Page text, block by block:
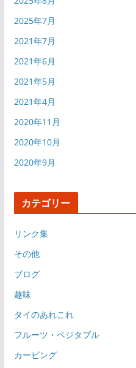
2025年7月
2021年7月
2021年6月
2021年5月
2021年4月
2020年11月
2020年10月
2020年9月
カテゴリー
リンク集
その他
ブログ
趣味
タイのあれこれ
フルーツ・ベジタブル
カービング